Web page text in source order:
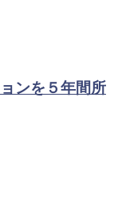
ンを５年間所